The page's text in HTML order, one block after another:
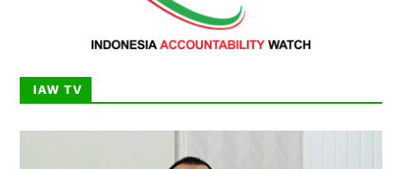
IAW TV